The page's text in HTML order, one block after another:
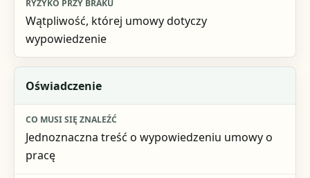
Wątpliwość, której umowy dotyczy
wypowiedzenie
Oświadczenie
Jednoznaczna treść o wypowiedzeniu umowy o
pracę